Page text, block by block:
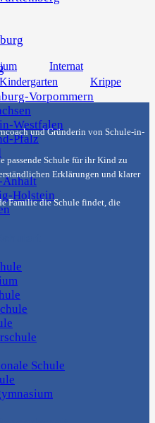
Vorpommern
Westfalen
Pfalz
Anhalt
Holstein
Schule
Internat
Kindergarten Krippe
und Gründerin von Schule-in-
passende Schule für ihr Kind zu
Erklärungen und klarer
Familie die Schule findet, die